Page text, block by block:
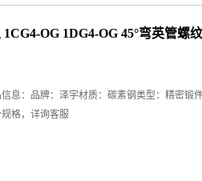
OG 1DG4-OG 45°弯英管螺
息：品牌：泽宇材质：碳素钢类型：精密锻
格，详询客服